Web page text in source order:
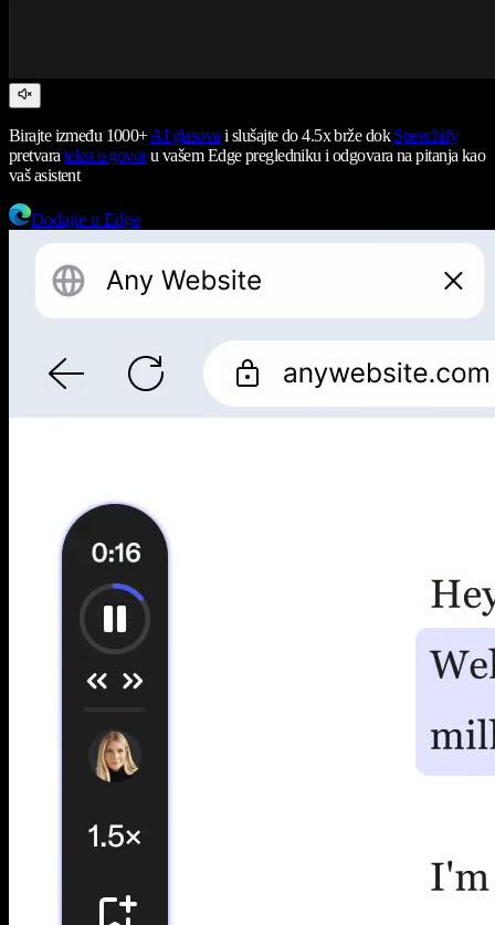
Birajte između 1000+AI glasova i slušajte do 4.5x brže dokSpeechify
pretvara tekst u govoru vašem Edge pregledniku i odgovara na pitanja kao
vaš asistent
Dodajte u Edge